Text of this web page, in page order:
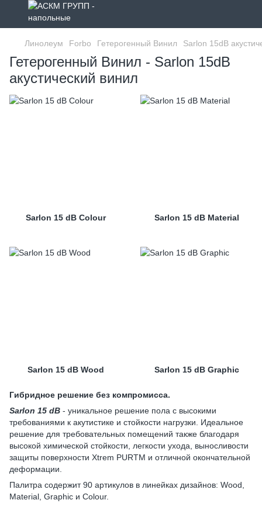
Линолеум Forbo Гетерогенный Винил Sarlon 15dB
Гетерогенный Винил - Sarlon 15dB
акустический винил
Гибридное решение без компромисса.
Sarlon 15 dB - уникальное решение пола с высокими
требованиями к акутистике и стойкости нагрузки. Идеальное
решение для требовательных помещений также благодаря
высокой химической стойкости, легкости ухода, выносливости
защиты поверхности Xtrem PURTM и отличной окончательной
деформации.
Палитра содержит 90 артикулов в линейках дизайнов: Wood,
Material, Graphic и Colour.
Sarlon 15 dB Colour Sarlon 15 dB Material
Sarlon 15 dB Wood Sarlon 15 dB Graphic